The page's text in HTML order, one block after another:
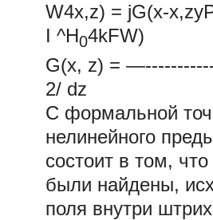
W4x,z) = jG(x-
I ^H04kFW)
G(x, z) =
2/ dz
С формальной
нелинейного
состоит в том,
были найдены,
поля внутри